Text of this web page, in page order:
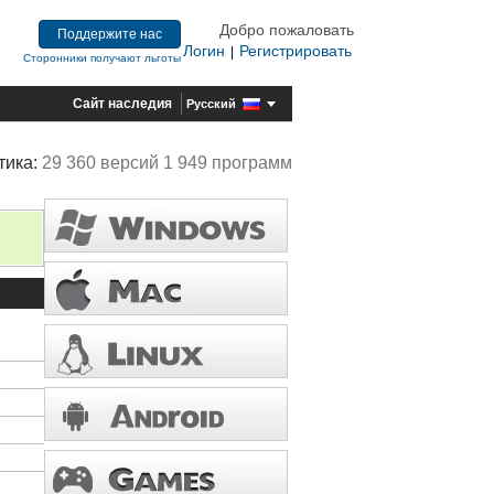
Поддержите нас
Сторонники получают льготы
Добро пожаловать
Логин
Регистрировать
Сайт наследия Русский
29 360 версий 1 949 программ